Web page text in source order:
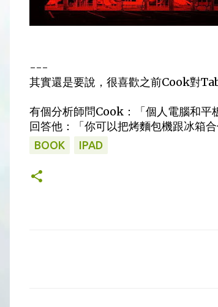
---
其實還是要說，很喜歡之前Cook對
有個分析師問Cook：「個人電腦和平
回答他：「你可以把烤麵包機跟冰箱
BOOK IPAD